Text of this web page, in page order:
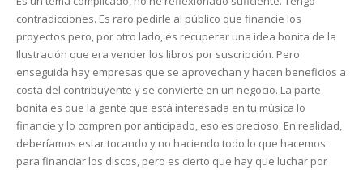
contradicciones. Es raro pedirle al público que financie los
proyectos pero, por otro lado, es recuperar una idea bonita de la
Ilustración que era vender los libros por suscripción. Pero
enseguida hay empresas que se aprovechan y hacen beneficios a
costa del contribuyente y se convierte en un negocio. La parte
bonita es que la gente que está interesada en tu música lo
financie y lo compren por anticipado, eso es precioso. En realidad,
deberíamos estar tocando y no haciendo todo lo que hacemos
para financiar los discos, pero es cierto que hay que luchar por